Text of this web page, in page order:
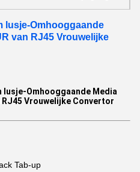
lusje-Omhooggaande
van RJ45 Vrouwelijke
lusje-Omhooggaande Media
RJ45 Vrouwelijke Convertor
Tab-up